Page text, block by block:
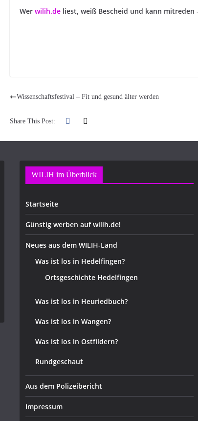
Werwilih.de liest, weiß Bescheid und kann
Wissenschaftsfestival – Fit und gesund älter werden
Share This Post:
WILIH im Überblick
Startseite
Günstig werben auf wilih.de!
Neues aus dem WILIH-Land
Was ist los in Hedelfingen?
Ortsgeschichte Hedelfingen
Was ist los in Heuriedbuch?
Was ist los in Wangen?
Was ist los in Ostfildern?
Rundgeschaut
Aus dem Polizeibericht
Impressum